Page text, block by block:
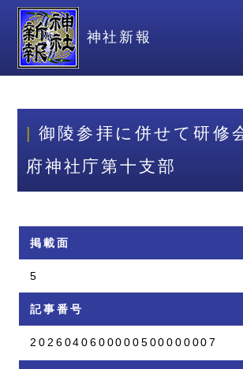
神社新報
御陵参拝に併せて研修
府神社庁第十支部
掲載面
5
記事番号
2026040600000500000007